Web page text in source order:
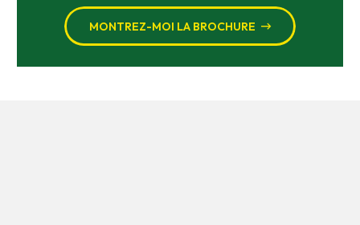
MONTREZ-MOI LA BROCHURE